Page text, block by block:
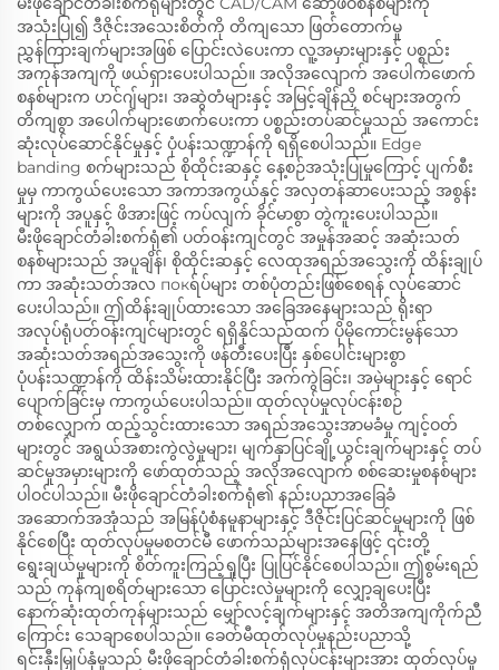
အသုံးပြု၍ ဒီဇိုင်းအသေးစိတ်ကို တိကျသော ဖြတ်တောက်မှု
ညွှန်ကြားချက်များအဖြစ် ပြောင်းလဲပေးကာ လူ့အမှားများနှင့် ပစ္စည်း
အကုန်အကျကို ဖယ်ရှားပေးပါသည်။ အလိုအလျောက် အပေါက်ဖောက်
စနစ်များက ဟင်ဂျ်များ၊ အဆွဲတံများနှင့် အမြင့်ချိန်ညှိ စင်များအတွက်
တိကျစွာ အပေါက်များဖောက်ပေးကာ ပစ္စည်းတပ်ဆင်မှုသည် အကောင်း
ဆုံးလုပ်ဆောင်နိုင်မှုနှင့် ပုံပန်းသဏ္ဍာန်ကို ရရှိစေပါသည်။ Edge
banding စက်များသည် စိုထိုင်းဆနှင့် နေ့စဉ်အသုံးပြုမှုကြောင့် ပျက်စီး
မှုမှ ကာကွယ်ပေးသော အကာအကွယ်နှင့် အလှတန်ဆာပေးသည့် အစွန်း
များကို အပူနှင့် ဖိအားဖြင့် ကပ်လျက် ခိုင်မာစွာ တွဲကူးပေးပါသည်။
မီးဖိုချောင်တံခါးစက်ရုံ၏ ပတ်ဝန်းကျင်တွင် အမှုန်အဆင့် အဆုံးသတ်
စနစ်များသည် အပူချိန်၊ စိုထိုင်းဆနှင့် လေထုအရည်အသွေးကို ထိန်းချုပ်
ကာ အဆုံးသတ်အလ покရ်ပ်များ တစ်ပုံတည်းဖြစ်စေရန် လုပ်ဆောင်
ပေးပါသည်။ ဤထိန်းချုပ်ထားသော အခြေအနေများသည် ရိုးရာ
အလုပ်ရုံပတ်ဝန်းကျင်များတွင် ရရှိနိုင်သည်ထက် ပိုမိုကောင်းမွန်သော
အဆုံးသတ်အရည်အသွေးကို ဖန်တီးပေးပြီး နှစ်ပေါင်းများစွာ
ပုံပန်းသဏ္ဍာန်ကို ထိန်းသိမ်းထားနိုင်ပြီး အက်ကွဲခြင်း၊ အမှဲများနှင့် ရောင်
ပျောက်ခြင်းမှ ကာကွယ်ပေးပါသည်။ ထုတ်လုပ်မှုလုပ်ငန်းစဉ်
တစ်လျှောက် ထည့်သွင်းထားသော အရည်အသွေးအာမခံမှု ကျင့်ဝတ်
များတွင် အရွယ်အစားကွဲလွဲမှုများ၊ မျက်နှာပြင်ချို့ယွင်းချက်များနှင့် တပ်
ဆင်မှုအမှားများကို ဖော်ထုတ်သည့် အလိုအလျောက် စစ်ဆေးမှုစနစ်များ
ပါဝင်ပါသည်။ မီးဖိုချောင်တံခါးစက်ရုံ၏ နည်းပညာအခြေခံ
အဆောက်အအုံသည် အမြန်ပုံစံနမူနာများနှင့် ဒီဇိုင်းပြင်ဆင်မှုများကို ဖြစ်
နိုင်စေပြီး ထုတ်လုပ်မှုမစတင်မီ ဖောက်သည်များအနေဖြင့် ၎င်းတို့
ရွေးချယ်မှုများကို စိတ်ကူးကြည့်ရှုပြီး ပြုပြင်နိုင်စေပါသည်။ ဤစွမ်းရည်
သည် ကုန်ကျစရိတ်များသော ပြောင်းလဲမှုများကို လျှော့ချပေးပြီး
နောက်ဆုံးထုတ်ကုန်များသည် မျှော်လင့်ချက်များနှင့် အတိအကျကိုက်ညီ
ကြောင်း သေချာစေပါသည်။ ခေတ်မီထုတ်လုပ်မှုနည်းပညာသို့
ရင်းနှီးမြှုပ်နှံမှုသည် မီးဖိုချောင်တံခါးစက်ရုံလုပ်ငန်းများအား ထုတ်လုပ်မှု